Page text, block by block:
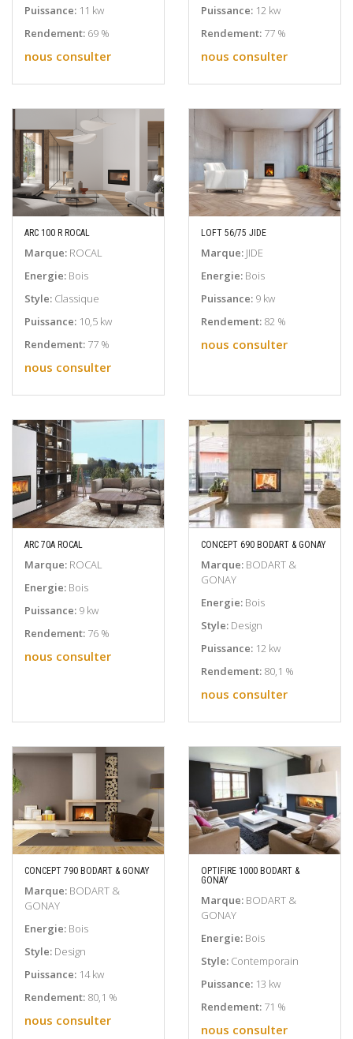
Puissance: 11 kw
Rendement: 69 %
nous consulter
Puissance: 12 kw
Rendement: 77 %
nous consulter
EN SAVOIR PLUS
ARC 100 R ROCAL
Marque: ROCAL
Energie: Bois
Style: Classique
Puissance: 10,5 kw
Rendement: 77 %
nous consulter
EN SAVOIR PLUS
LOFT 56/75 JIDE
Marque: JIDE
Energie: Bois
Puissance: 9 kw
Rendement: 82 %
nous consulter
EN SAVOIR PLUS
ARC 70A ROCAL
Marque: ROCAL
Energie: Bois
Puissance: 9 kw
Rendement: 76 %
nous consulter
EN SAVOIR PLUS
CONCEPT 690 BODART & GONAY
Marque: BODART &
GONAY
Energie: Bois
Style: Design
Puissance: 12 kw
Rendement: 80,1 %
nous consulter
EN SAVOIR PLUS
CONCEPT 790 BODART & GONAY
Marque: BODART &
GONAY
Energie: Bois
Style: Design
Puissance: 14 kw
Rendement: 80,1 %
nous consulter
OPTIFIRE 1000 BODART &
GONAY
Marque: BODART &
GONAY
Energie: Bois
Style: Contemporain
Puissance: 13 kw
Rendement: 71 %
nous consulter